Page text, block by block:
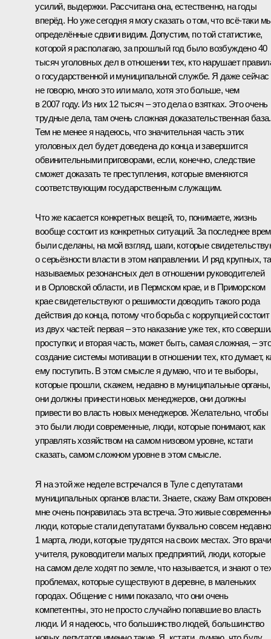
усилий, выдержки. Рассчитана она, естественно, на годы
вперёд. Но уже сегодня я могу сказать о том, что всё‑таки
определённые сдвиги видим. Допустим, по той статистике,
которой я располагаю, за прошлый год было возбуждено 40
тысяч уголовных дел в отношении тех, кто нарушает
о государственной и муниципальной службе. Я даже сейчас
не говорю, много это или мало, хотя это больше, чем
в 2007 году. Из них 12 тысяч – это дела о взятках. Это очень
трудные дела, там очень сложная доказательственная база.
Тем не менее я надеюсь, что значительная часть этих
уголовных дел будет доведена до конца и завершится
обвинительными приговорами, если, конечно, следствие
сможет доказать те преступления, которые вменяются
соответствующим государственным служащим.
Что же касается конкретных вещей, то, понимаете, жизнь
вообще состоит из конкретных ситуаций. За последнее
были сделаны, на мой взгляд, шаги, которые
о серьёзности власти в этом направлении. И ряд крупных,
называемых резонансных дел в отношении руководителей
и в Орловской области, и в Пермском крае, и в Приморском
крае свидетельствуют о решимости доводить такого рода
действия до конца, потому что борьба с коррупцией состоит
из двух частей: первая – это наказание уже тех, кто
проступки; и вторая часть, может быть, самая сложная, – это
создание системы мотивации в отношении тех, кто думает,
ему поступить. В этом смысле я думаю, что и те выборы,
которые прошли, скажем, недавно в муниципальные органы,
они должны принести новых менеджеров, они должны
привести во власть новых менеджеров. Желательно, чтобы
это были люди современные, люди, которые понимают, как
управлять хозяйством на самом низовом уровне, кстати
сказать, самом сложном уровне в этом смысле.
Я на этой же неделе встречался в Туле с депутатами
муниципальных органов власти. Знаете, скажу Вам
мне очень понравилась эта встреча. Это живые
люди, которые стали депутатами буквально совсем
1 марта, люди, которые трудятся на своих местах. Это
учителя, руководители малых предприятий, люди, которые
на самом деле ходят по земле, что называется, и знают о
проблемах, которые существуют в деревне, в маленьких
городах. Общение с ними показало, что они очень
компетентны, это не просто случайно попавшие во власть
люди. И я надеюсь, что большинство людей, большинство